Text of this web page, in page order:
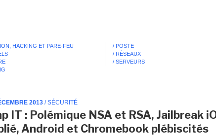
HACKING ET PARE-FEU
/ POSTE
/ RÉSEAUX
/ SERVEURS
2013 / SÉCURITÉ
IT : Polémique NSA et RSA, Jailbreak
Android et Chromebook plébiscités